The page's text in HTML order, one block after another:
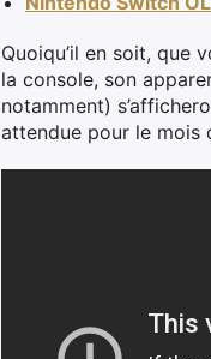
Quoiqu’il en soit, que
la console, son
notamment)
attendue pour le mois